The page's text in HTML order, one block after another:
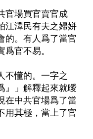
官場買官賣官成
江澤民有夫之婦姘
的。有人爲了當官
官不易。
不懂的。一字之
』」解釋起來就曖
在中共官場爲了當
用其極，當上了官